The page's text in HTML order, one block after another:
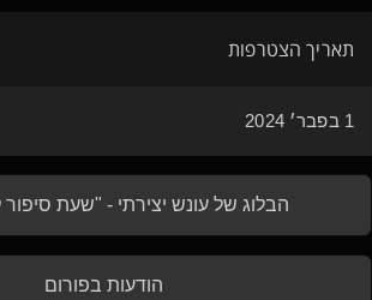
תאריך הצטרפות
1 בפבר׳ 2024
הבלוג של עונש יצירתי - "שעת סיפור
הודעות בפורום